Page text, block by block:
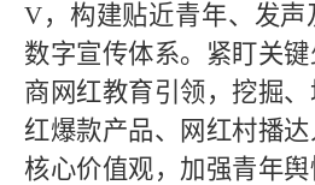
V，构建贴近青年、发声
数字宣传体系。紧盯关
商网红教育引领，挖掘
红爆款产品、网红村播
核心价值观，加强青年